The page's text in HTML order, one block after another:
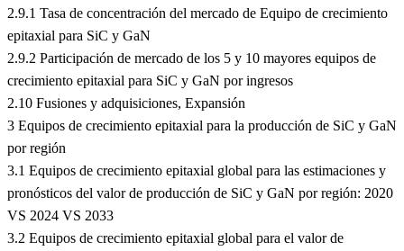
2.9.1 Tasa de concentración del mercado de Equipo de crecimiento
epitaxial para SiC y GaN
2.9.2 Participación de mercado de los 5 y 10 mayores equipos de
crecimiento epitaxial para SiC y GaN por ingresos
2.10 Fusiones y adquisiciones, Expansión
3 Equipos de crecimiento epitaxial para la producción de SiC y GaN
por región
3.1 Equipos de crecimiento epitaxial global para las estimaciones y
pronósticos del valor de producción de SiC y GaN por región: 2020
VS 2024 VS 2033
3.2 Equipos de crecimiento epitaxial global para el valor de